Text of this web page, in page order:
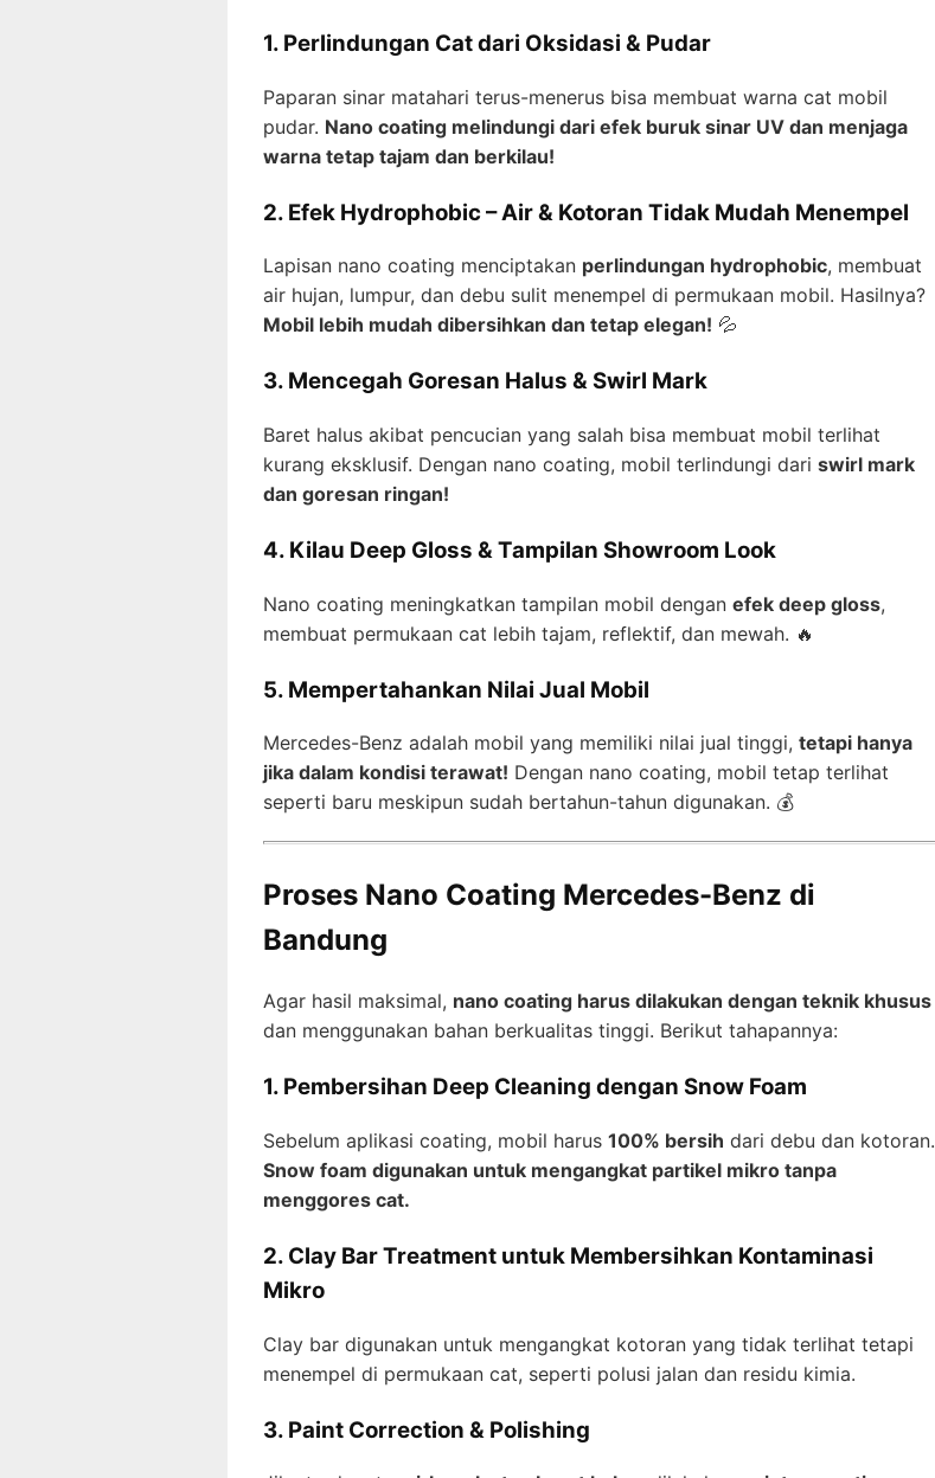
1. Perlindungan Cat dari Oksidasi & Pudar
Paparan sinar matahari terus-menerus bisa membuat warna cat mobil
pudar. Nano coating melindungi dari efek buruk sinar UV dan menjaga
warna tetap tajam dan berkilau!
2. Efek Hydrophobic – Air & Kotoran Tidak Mudah Menempel
Lapisan nano coating menciptakan perlindungan hydrophobic, membuat
air hujan, lumpur, dan debu sulit menempel di permukaan mobil. Hasilnya?
Mobil lebih mudah dibersihkan dan tetap elegan! 💦
3. Mencegah Goresan Halus & Swirl Mark
Baret halus akibat pencucian yang salah bisa membuat mobil terlihat
kurang eksklusif. Dengan nano coating, mobil terlindungi dari swirl mark
dan goresan ringan!
4. Kilau Deep Gloss & Tampilan Showroom Look
Nano coating meningkatkan tampilan mobil dengan efek deep gloss,
membuat permukaan cat lebih tajam, reflektif, dan mewah. 🔥
5. Mempertahankan Nilai Jual Mobil
Mercedes-Benz adalah mobil yang memiliki nilai jual tinggi, tetapi hanya
jika dalam kondisi terawat! Dengan nano coating, mobil tetap terlihat
seperti baru meskipun sudah bertahun-tahun digunakan. 💰
Proses Nano Coating Mercedes-Benz di
Bandung
Agar hasil maksimal, nano coating harus dilakukan dengan teknik khusus
dan menggunakan bahan berkualitas tinggi. Berikut tahapannya:
1. Pembersihan Deep Cleaning dengan Snow Foam
Sebelum aplikasi coating, mobil harus 100% bersih dari debu dan kotoran.
Snow foam digunakan untuk mengangkat partikel mikro tanpa
menggores cat.
2. Clay Bar Treatment untuk Membersihkan Kontaminasi
Mikro
Clay bar digunakan untuk mengangkat kotoran yang tidak terlihat tetapi
menempel di permukaan cat, seperti polusi jalan dan residu kimia.
3. Paint Correction & Polishing